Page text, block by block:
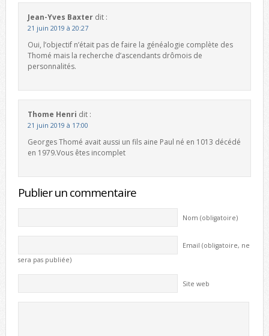
Jean-Yves Baxter dit :
21 juin 2019 à 20:27
Oui, l’objectif n’était pas de faire la généalogie complète des
Thomé mais la recherche d’ascendants drômois de
personnalités.
Thome Henri dit :
21 juin 2019 à 17:00
Georges Thomé avait aussi un fils aine Paul né en 1013 décédé
en 1979.Vous êtes incomplet
Publier un commentaire
Nom (obligatoire)
Email (obligatoire, ne
sera pas publiée)
Site web